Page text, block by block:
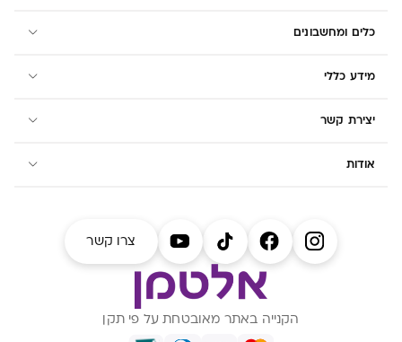
כלים ומחשבונים
מידע כללי
יצירת קשר
אודות
צרו קשר
הקנייה באתר מאובטחת על פי תקן